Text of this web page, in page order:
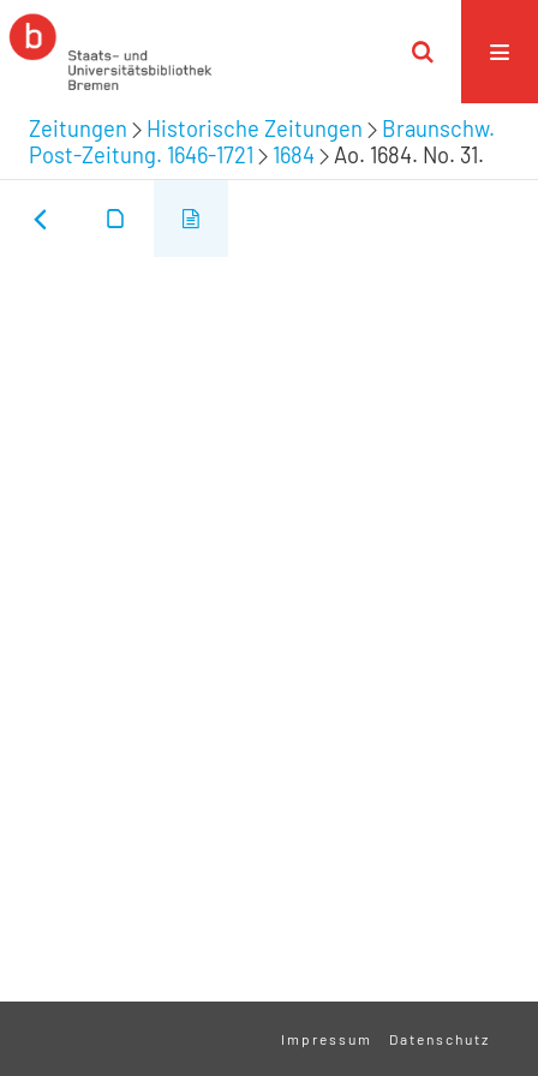
Zeitungen Historische Zeitungen
Braunschw.
Post-Zeitung. 1646-1721
1684 Ao. 1684. No. 31.
Impressum Datenschutz